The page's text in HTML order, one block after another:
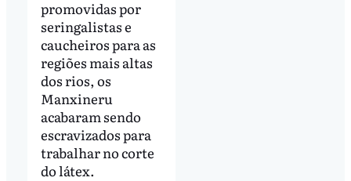
promovidas por
seringalistas e
caucheiros para as
regiões mais altas
dos rios, os
Manxineru
acabaram sendo
escravizados para
trabalhar no corte
do látex.